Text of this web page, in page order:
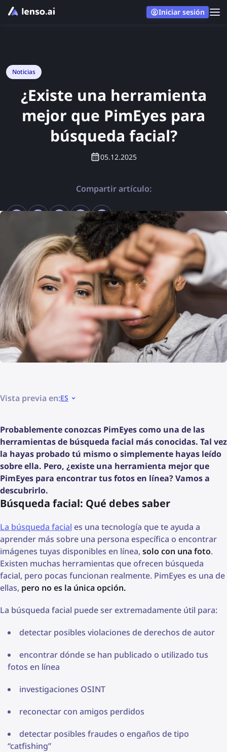
Iniciar sesión
Noticias
¿Existe una herramienta
mejor que PimEyes para
búsqueda facial?
05.12.2025
Compartir artículo:
Vista previa en:ES
Probablemente conozcas PimEyes como una de las
herramientas de búsqueda facial más conocidas. Tal vez
la hayas probado tú mismo o simplemente hayas leído
sobre ella. Pero, ¿existe una herramienta mejor que
PimEyes para encontrar tus fotos en línea? Vamos a
descubrirlo.
Búsqueda facial: Qué debes saber
La búsqueda facial es una tecnología que te ayuda a
aprender más sobre una persona específica o encontrar
imágenes tuyas disponibles en línea, solo con una foto.
Existen muchas herramientas que ofrecen búsqueda
facial, pero pocas funcionan realmente. PimEyes es una de
ellas, pero no es la única opción.
La búsqueda facial puede ser extremadamente útil para:
detectar posibles violaciones de derechos de autor
encontrar dónde se han publicado o utilizado tus
fotos en línea
investigaciones OSINT
reconectar con amigos perdidos
detectar posibles fraudes o engaños de tipo
“catfishing”